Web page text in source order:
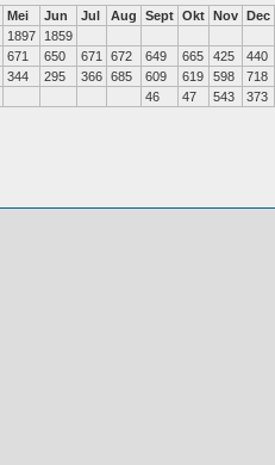
Mei Jun Jul Aug Sept Okt Nov Dec
1897
1859
671 650 671 672 649 665 425
440
344 295 366 685 609 619 598
718
46 47 543 373